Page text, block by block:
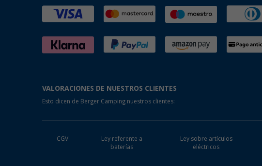
VALORACIONES DE NUESTROS CLIENTES
Esto dicen de Berger Camping nuestros clientes:
CGV
Ley referente a
baterías
Ley sobre artículos
eléctricos